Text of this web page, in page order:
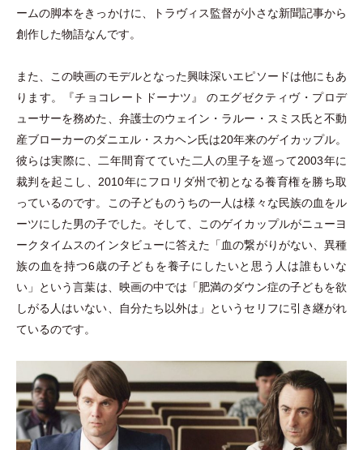
ームの脚本をきっかけに、トラヴィス監督が小さな新聞記事から
創作した物語なんです。
また、この映画のモデルとなった興味深いエピソードは他にもあ
ります。『チョコレートドーナツ』 のエグゼクティヴ・ プロデ
ューサーを務めた、弁護士のウェイン ・ ラルー ・ スミス氏と不動
産ブローカーのダニエル ・ スカヘン氏は20年来のゲイカップル。
彼らは実際に、二年間育てていた二人の里子を巡って2003年に
裁判を起こし、2010年にフロリダ州で初となる養育権を勝ち取
っているのです。この子どものうちの一人は様々な民族の血をル
ーツにした男の子でした。そして、このゲイカップルがニューヨ
ークタイムスのインタビューに答えた 「 血の繋がりがない、異種
族の血を持つ6歳の子どもを養子にしたいと思う人は誰もいな
い 」 という言葉は、映画の中では 「肥満のダウン症の子どもを欲
しがる人はいない、自分たち以外は 」
というセリフに引き継がれ
ているのです。